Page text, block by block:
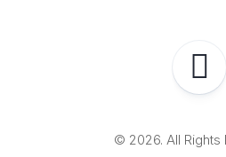
© 2026. All Rights